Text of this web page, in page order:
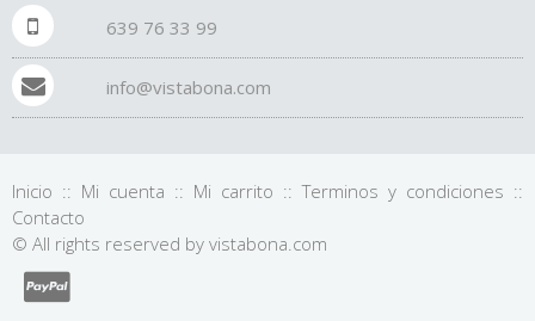
639 76 33 99
info@vistabona.com
Inicio :: Mi cuenta :: Mi carrito ::Terminos y condiciones ::
Contacto
© All rights reserved by vistabona.com